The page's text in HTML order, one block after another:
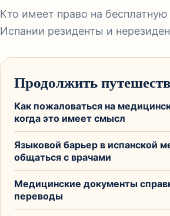
Кто имеет право на
Испании резиденты и
Продолжить
Как пожаловаться на
когда это имеет смысл
Языковой барьер в испанской
общаться с врачами
Медицинские документы
переводы